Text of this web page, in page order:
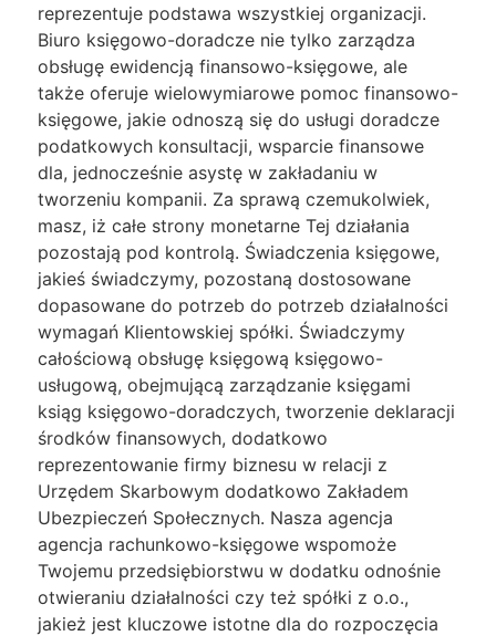
reprezentuje podstawa wszystkiej organizacji.
Biuro księgowo-doradcze nie tylko zarządza
obsługę ewidencją finansowo-księgowe, ale
także oferuje wielowymiarowe pomoc finansowo-
księgowe, jakie odnoszą się do usługi doradcze
podatkowych konsultacji, wsparcie finansowe
dla, jednocześnie asystę w zakładaniu w
tworzeniu kompanii. Za sprawą czemukolwiek,
masz, iż całe strony monetarne Tej działania
pozostają pod kontrolą. Świadczenia księgowe,
jakieś świadczymy, pozostaną dostosowane
dopasowane do potrzeb do potrzeb działalności
wymagań Klientowskiej spółki. Świadczymy
całościową obsługę księgową księgowo-
usługową, obejmującą zarządzanie księgami
ksiąg księgowo-doradczych, tworzenie deklaracji
środków finansowych, dodatkowo
reprezentowanie firmy biznesu w relacji z
Urzędem Skarbowym dodatkowo Zakładem
Ubezpieczeń Społecznych. Nasza agencja
agencja rachunkowo-księgowe wspomoże
Twojemu przedsiębiorstwu w dodatku odnośnie
otwieraniu działalności czy też spółki z o.o.,
jakież jest kluczowe istotne dla do rozpoczęcia